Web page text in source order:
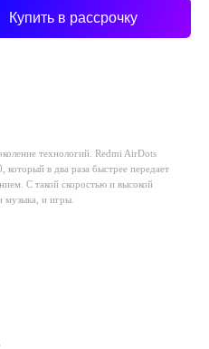
Купить в рассрочку
технологий. Redmi AirDots
в два раза быстрее передает
С такой скоростью и высокой
музыка, и игры.